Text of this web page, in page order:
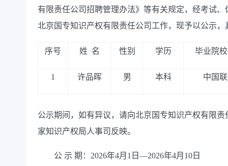
有限责任公司招聘管理办法》等有关规定，经考试
北京国专知识产权有限责任公司工作，现予以公示，
序号 姓 名 性别 学历 毕业院
1 许品晖 男 本科 中国
公示期间，如有异议，请向北京国专知识产权有限
家知识产权局人事司反映。
公 示 期： 2026年4月 1 日 —2026年4月 10 日